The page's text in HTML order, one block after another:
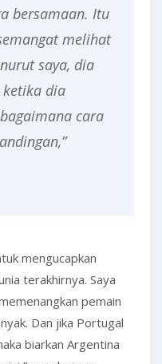
bersamaan. Itu
melihat
saya, dia
dia
cara
mengucapkan
terakhirnya. Saya
pemain
Dan jika Portugal
biarkan Argentina